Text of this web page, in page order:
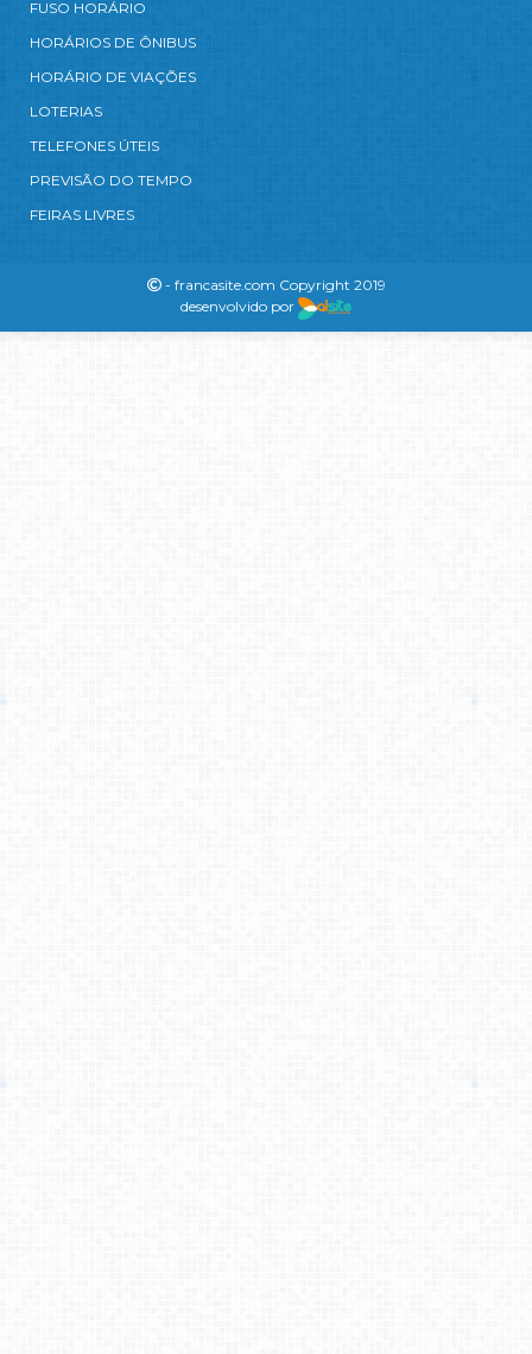
FUSO HORÁRIO
HORÁRIOS DE ÔNIBUS
HORÁRIO DE VIAÇÕES
LOTERIAS
TELEFONES ÚTEIS
PREVISÃO DO TEMPO
FEIRAS LIVRES
- francasite.com Copyright 2019
desenvolvido por